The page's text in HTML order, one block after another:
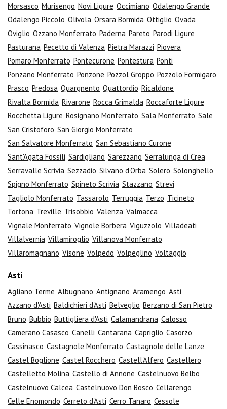
Morsasco Murisengo Novi Ligure Occimiano Odalengo Grande
Odalengo Piccolo Olivola Orsara Bormida Ottiglio Ovada
Oviglio Ozzano Monferrato Paderna Pareto Parodi Ligure
Pasturana Pecetto di Valenza Pietra Marazzi Piovera
Pomaro Monferrato Pontecurone Pontestura Ponti
Ponzano Monferrato Ponzone Pozzol Groppo Pozzolo Formigaro
Prasco Predosa Quargnento Quattordio Ricaldone
Rivalta Bormida Rivarone Rocca Grimalda Roccaforte Ligure
Rocchetta Ligure Rosignano Monferrato Sala Monferrato Sale
San Cristoforo San Giorgio Monferrato
San Salvatore Monferrato San Sebastiano Curone
Sant'Agata Fossili Sardigliano Sarezzano Serralunga di Crea
Serravalle Scrivia Sezzadio Silvano d'Orba Solero Solonghello
Spigno Monferrato Spineto Scrivia Stazzano Strevi
Tagliolo Monferrato Tassarolo Terruggia Terzo Ticineto
Tortona Treville Trisobbio Valenza Valmacca
Vignale Monferrato Vignole Borbera Viguzzolo Villadeati
Villalvernia Villamiroglio Villanova Monferrato
Villaromagnano Visone Volpedo Volpeglino Voltaggio
Asti
Agliano Terme Albugnano Antignano Aramengo Asti
Azzano d'Asti Baldichieri d'Asti Belveglio Berzano di San Pietro
Bruno Bubbio Buttigliera d'Asti Calamandrana Calosso
Camerano Casasco Canelli Cantarana Capriglio Casorzo
Cassinasco Castagnole Monferrato Castagnole delle Lanze
Castel Boglione Castel Rocchero Castell'Alfero Castellero
Castelletto Molina Castello di Annone Castelnuovo Belbo
Castelnuovo Calcea Castelnuovo Don Bosco Cellarengo
Celle Enomondo Cerreto d'Asti Cerro Tanaro Cessole